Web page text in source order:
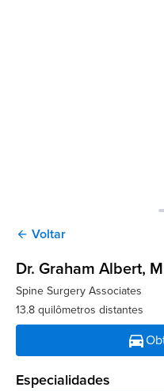
arrow_back Voltar
Dr. Graham Albert,
Spine Surgery Associates
13.8 quilômetros distantes
directions_car
Especialidades